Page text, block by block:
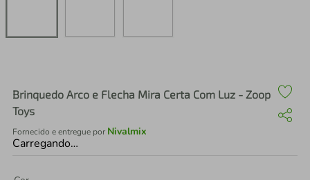
Brinquedo Arco e Flecha Mira Certa Com Luz - Zoop
Toys
Fornecido e entregue por Nivalmix
Carregando…